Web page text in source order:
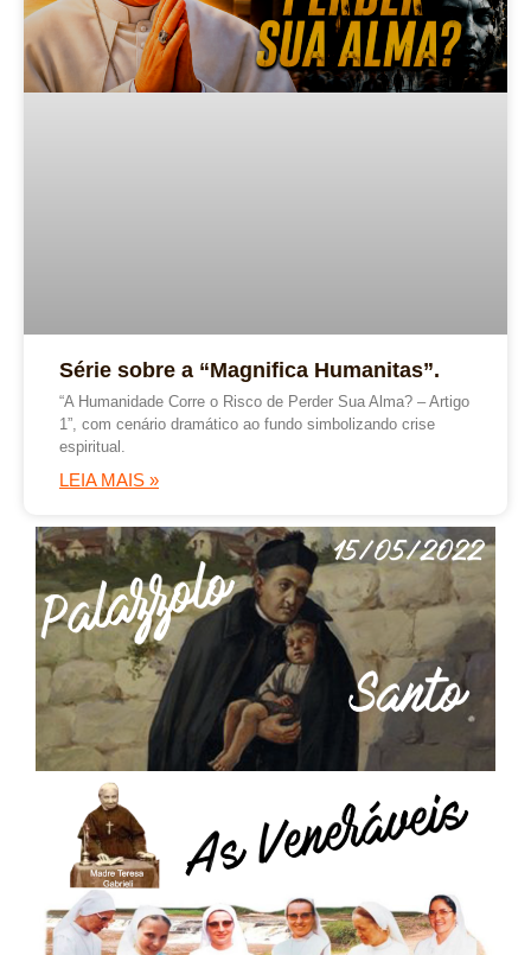
Série sobre a “Magnifica Humanitas”.
“A Humanidade Corre o Risco de Perder Sua Alma? – Artigo
1”, com cenário dramático ao fundo simbolizando crise
espiritual.
LEIA MAIS »